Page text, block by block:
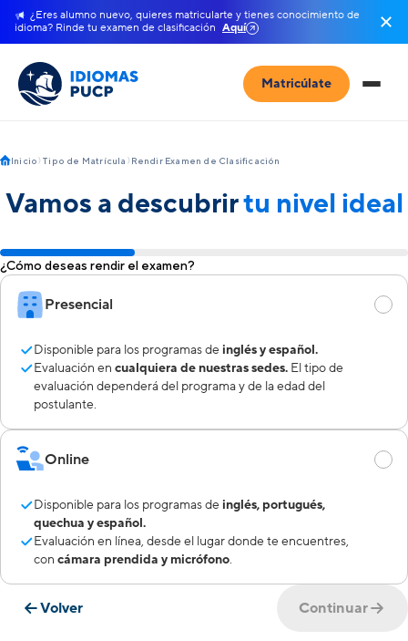
¿Eres alumno nuevo, quieres matricularte y tienes conocimiento de
idioma? Rinde tu examen de clasificación Aquí
Matricúlate
Inicio Tipo de Matrícula Rendir Examen de Clasificación
Vamos a descubrirtu nivel ideal
¿Cómo deseas rendir el examen?
Presencial
Disponible para los programas de inglés y español.
Evaluación en cualquiera de nuestras sedes. El tipo de
evaluación dependerá del programa y de la edad del
postulante.
Online
Disponible para los programas de inglés, portugués,
quechua y español.
Evaluación en línea, desde el lugar donde te encuentres,
con cámara prendida y micrófono.
Volver Continuar